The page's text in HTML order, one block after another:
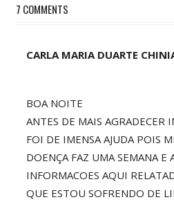
7 COMMENTS
CARLA MARIA DUARTE
BOA NOITE
ANTES DE MAIS AGRADECER
FOI DE IMENSA AJUDA POIS
DOENÇA FAZ UMA SEMANA E
INFORMACOES AQUI
QUE ESTOU SOFRENDO DE